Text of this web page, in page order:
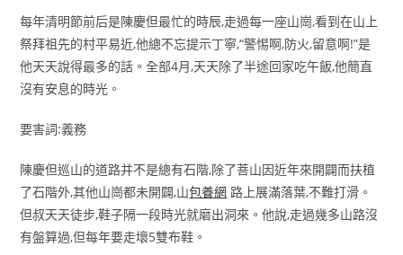
每年清明節前后是陳慶但最忙的時辰,走過每一座山崗,看到在山上
祭拜祖先的村平易近,他總不忘提示丁寧,“警惕啊,防火,留意啊!”是
他天天說得最多的話。全部4月,天天除了半途回家吃午飯,他簡直
沒有安息的時光。
要害詞:義務
陳慶但巡山的道路并不是總有石階,除了菩山因近年來開闢而扶植
了石階外,其他山崗都未開闢,山包養網 路上展滿落葉,不難打滑。
但叔天天徒步,鞋子隔一段時光就磨出洞來。他說,走過幾多山路沒
有盤算過,但每年要走壞5雙布鞋。